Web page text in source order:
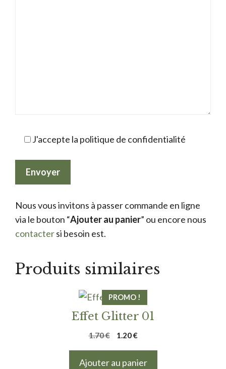
J'accepte la politique de confidentialité
Nous vous invitons à passer commande en ligne
via le bouton “Ajouter au panier” ou encore nous
contactersi besoin est.
Produits similaires
PROMO !
Effet Glitter 01
1.70€
Le
1.20€Le
actuel
Ajouter au panier